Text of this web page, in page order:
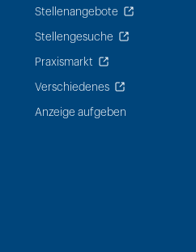
Stellenangebote
Stellengesuche
Praxismarkt
Verschiedenes
Anzeige aufgeben